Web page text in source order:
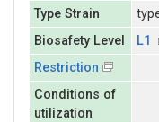
Type Strain
Biosafety Level
L1
Restriction
Conditions of
utilization